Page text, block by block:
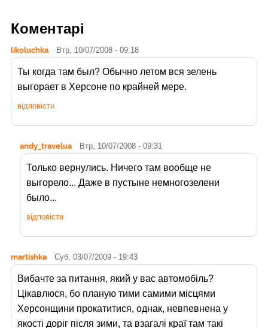
Коментарі
likoluchka Втр, 10/07/2008 - 09:18
Ты когда там был? Обычно летом вся зелень
выгорает в Херсоне по крайней мере.
відповісти
andy_travelua Втр, 10/07/2008 - 09:31
Только вернулись. Ничего там вообще не
выгорело... Даже в пустыне немногозелени
было...
відповісти
martishka Суб, 03/07/2009 - 19:43
Вибачте за питання, який у вас автомобіль?
Цікавлюся, бо планую тими самими місцями
Херсонщини прокатитися, однак, невпевнена у
якості доріг після зими, та взагалі краї там такі